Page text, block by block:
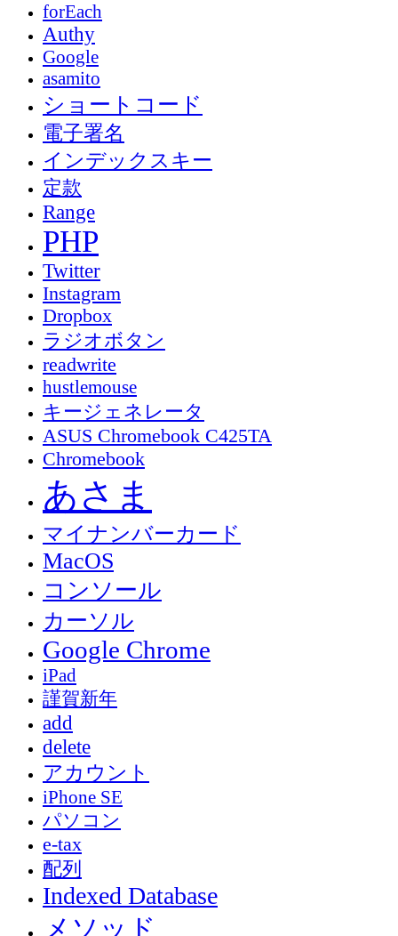
forEach
Authy
Google
asamito
ショートコード
電子署名
インデックスキー
定款
Range
PHP
Twitter
Instagram
Dropbox
ラジオボタン
readwrite
hustlemouse
キージェネレータ
ASUS Chromebook C425TA
Chromebook
あさま
マイナンバーカード
MacOS
コンソール
カーソル
Google Chrome
iPad
謹賀新年
add
delete
アカウント
iPhone SE
パソコン
e-tax
配列
Indexed Database
メソッド